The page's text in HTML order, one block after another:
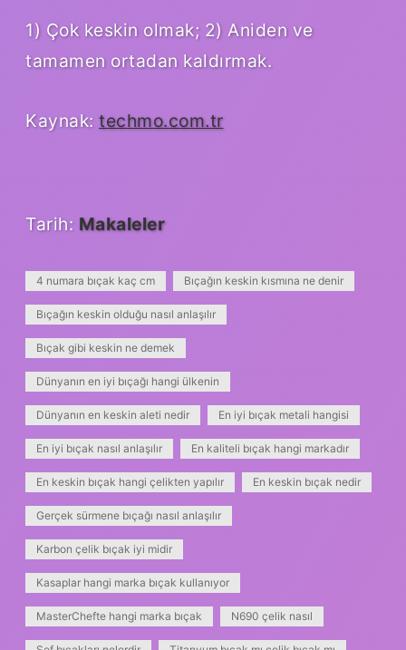
1) Çok keskin olmak; 2) Aniden ve
tamamen ortadan kaldırmak.
Kaynak: techmo.com.tr
Tarih: Makaleler
4 numara bıçak kaç cm Bıçağın keskin kısmına ne denir
Bıçağın keskin olduğu nasıl anlaşılır
Bıçak gibi keskin ne demek
Dünyanın en iyi bıçağı hangi ülkenin
Dünyanın en keskin aleti nedir En iyi bıçak metali hangisi
En iyi bıçak nasıl anlaşılır En kaliteli bıçak hangi markadır
En keskin bıçak hangi çelikten yapılır En keskin bıçak nedir
Gerçek sürmene bıçağı nasıl anlaşılır
Karbon çelik bıçak iyi midir
Kasaplar hangi marka bıçak kullanıyor
MasterChefte hangi marka bıçak N690 çelik nasıl